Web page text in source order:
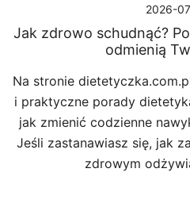
2026-
Jak zdrowo schudnąć?
odmienią
Na stronie
i praktyczne porady
jak zmienić codzienne
Jeśli zastanawiasz się, jak
zdrowym